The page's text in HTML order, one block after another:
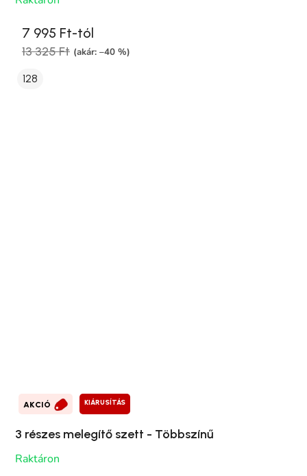
7 995 Ft-tól
13 325 Ft (akár: –40 %)
128
AKCIÓ KIÁRUSÍTÁS
3 részes melegítő szett - Többszínű
Raktáron